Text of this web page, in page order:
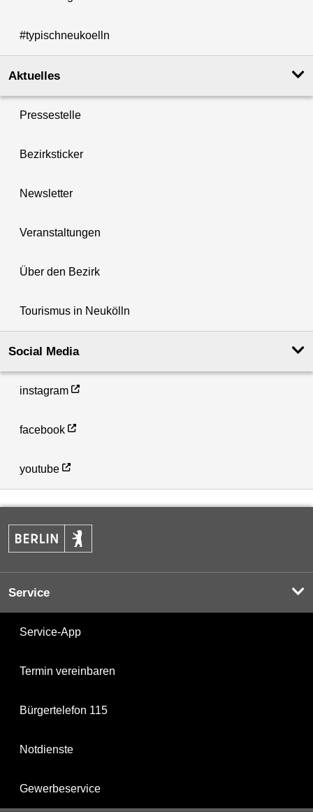
#typischneukoelln
Aktuelles
Pressestelle
Bezirksticker
Newsletter
Veranstaltungen
Über den Bezirk
Tourismus in Neukölln
Social Media
instagram
facebook
youtube
Service
Service-App
Termin vereinbaren
Bürgertelefon 115
Notdienste
Gewerbeservice